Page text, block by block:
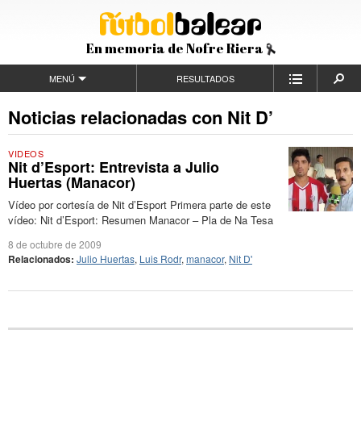
En memoria de Nofre Riera
MENÚ RESULTADOS
Noticias relacionadas con Nit D’
VIDEOS
Nit d’Esport: Entrevista a Julio
Huertas (Manacor)
Vídeo por cortesía de Nit d’Esport Primera parte de este
vídeo: Nit d’Esport: Resumen Manacor – Pla de Na Tesa
8 de octubre de 2009
Relacionados: Julio Huertas, Luis Rodr, manacor, Nit D'